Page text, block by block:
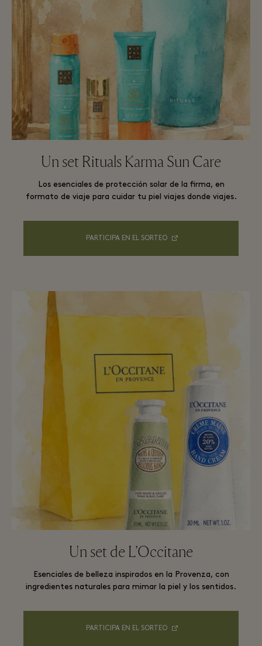
Un set Rituals Karma Sun Care
Los esenciales de protección solar de la firma, en
formato de viaje para cuidar tu piel viajes donde viajes.
PARTICIPA EN EL SORTEO
Un set de L’Occitane
Esenciales de belleza inspirados en la Provenza, con
ingredientes naturales para mimar la piel y los sentidos.
PARTICIPA EN EL SORTEO